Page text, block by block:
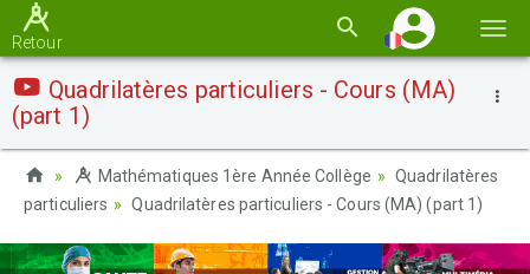
la
Retour
Quadrilatères particuliers - Cours (MA)
(part 1)
Mathématiques 1ère Année Collège
Quadrilatères
particuliers
Quadrilatères particuliers - Cours (MA) (part 1)